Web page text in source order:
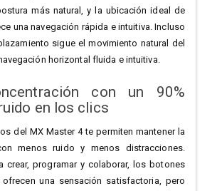
más natural, y la ubicación ideal de
una navegación rápida e intuitiva. Incluso
sigue el movimiento natural del
horizontal fluida e intuitiva.
con un 90%
en los clics
del MX Master 4 te permiten mantener la
menos ruido y menos distracciones.
crear, programar y colaborar, los botones
una sensación satisfactoria, pero